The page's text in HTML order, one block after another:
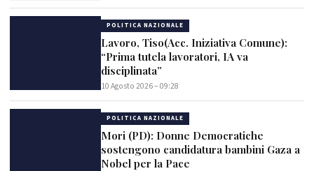
POLITICA NAZIONALE
Lavoro, Tiso(Acc. Iniziativa Comune):
“Prima tutela lavoratori, IA va
disciplinata”
10 Agosto 2026 – 09:28
POLITICA NAZIONALE
Mori (PD): Donne Democratiche
sostengono candidatura bambini Gaza a
Nobel per la Pace